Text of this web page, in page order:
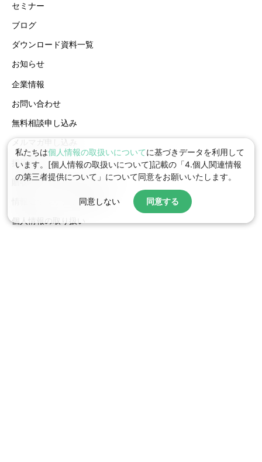
セミナー
ブログ
ダウンロード資料一覧
お知らせ
企業情報
お問い合わせ
無料相談申し込み
メルマガ申し込み
採用情報
贈収賄・腐敗行為防止ポリシー
情報セキュリティ基本方針
個人情報の取り扱い
私たちは個人情報の取扱いについてに基づきデータを利用して
います。[個人情報の取扱いについて]記載の「4.個人関連情報
の第三者提供について」について同意をお願いいたします。
同意しない 同意する